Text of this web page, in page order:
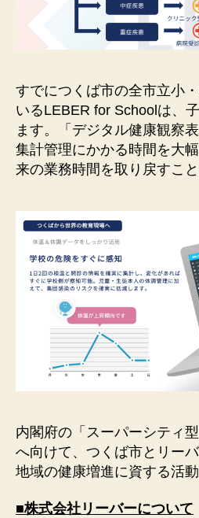
すでにつくば市の全市立小
いるLEBER for Schoolは、
ます。「デジタル健康観察
集計管理にかかる時間を大
来の業務時間を取り戻すこ
内閣府の「スーパーシティ
へ向けて、つくば市とリー
地域の健康増進に資する活
■株式会社リーバーについて